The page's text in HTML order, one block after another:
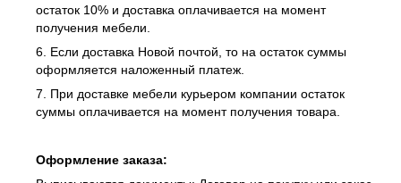
остаток 10% и доставка оплачивается на момент
получения мебели.
6. Если доставка Новой почтой, то на остаток суммы
оформляется наложенный платеж.
7. При доставке мебели курьером компании остаток
суммы оплачивается на момент получения товара.
Оформление заказа: